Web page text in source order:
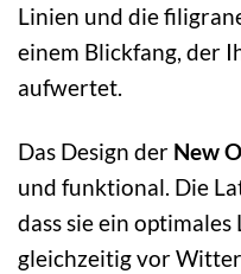
Linien und die
einem Blickfang, der
aufwertet.
Das Design der New
und funktional. Die
dass sie ein
gleichzeitig vor